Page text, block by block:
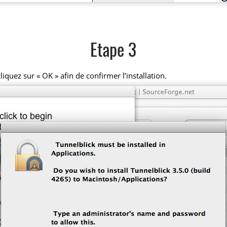
Etape 3
sur « OK » afin de confirmer l’installation.